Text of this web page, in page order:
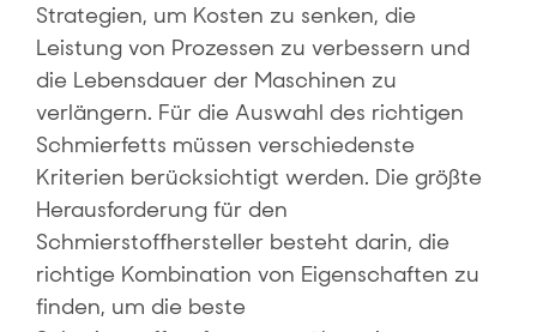
Strategien, um Kosten zu senken, die
Leistung von Prozessen zu verbessern und
die Lebensdauer der Maschinen zu
verlängern. Für die Auswahl des richtigen
Schmierfetts müssen verschiedenste
Kriterien berücksichtigt werden. Die größte
Herausforderung für den
Schmierstoffhersteller besteht darin, die
richtige Kombination von Eigenschaften zu
finden, um die beste